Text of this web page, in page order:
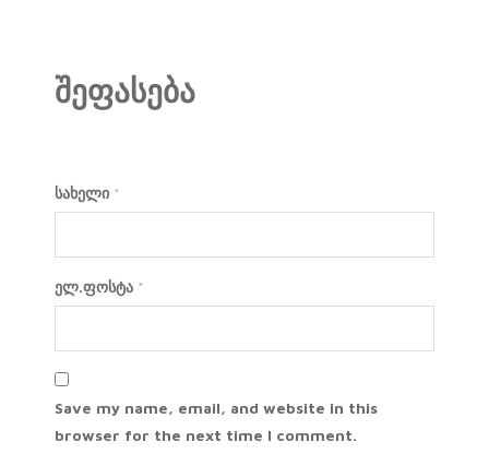
შეფასება
სახელი *
ელ.ფოსტა *
Save my name, email, and website in this
browser for the next time I comment.